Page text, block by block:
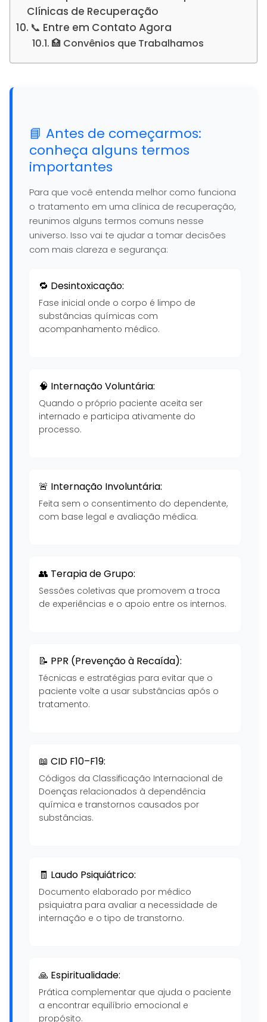
Clínicas de Recuperação
📞 Entre em Contato Agora
🏥 Convênios que Trabalhamos
📘 Antes de começarmos:
conheça alguns termos
importantes
Para que você entenda melhor como funciona
o tratamento em uma clínica de recuperação,
reunimos alguns termos comuns nesse
universo. Isso vai te ajudar a tomar decisões
com mais clareza e segurança:
🔁 Desintoxicação:
Fase inicial onde o corpo é limpo de
substâncias químicas com
acompanhamento médico.
🧠 Internação Voluntária:
Quando o próprio paciente aceita ser
internado e participa ativamente do
processo.
🚨 Internação Involuntária:
Feita sem o consentimento do dependente,
com base legal e avaliação médica.
👥 Terapia de Grupo:
Sessões coletivas que promovem a troca
de experiências e o apoio entre os internos.
📝 PPR (Prevenção à Recaída):
Técnicas e estratégias para evitar que o
paciente volte a usar substâncias após o
tratamento.
📖 CID F10–F19:
Códigos da Classificação Internacional de
Doenças relacionados à dependência
química e transtornos causados por
substâncias.
🧾 Laudo Psiquiátrico:
Documento elaborado por médico
psiquiatra para avaliar a necessidade de
internação e o tipo de transtorno.
🙏 Espiritualidade:
Prática complementar que ajuda o paciente
a encontrar equilíbrio emocional e
propósito.